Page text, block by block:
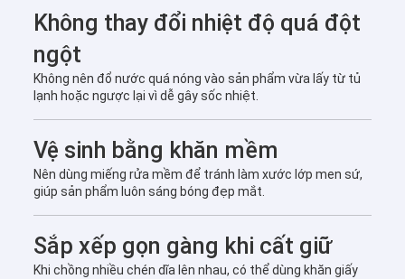
Không thay đổi nhiệt độ quá đột
ngột
Không nên đổ nước quá nóng vào sản phẩm vừa lấy từ tủ
lạnh hoặc ngược lại vì dễ gây sốc nhiệt.
Vệ sinh bằng khăn mềm
Nên dùng miếng rửa mềm để tránh làm xước lớp men sứ,
giúp sản phẩm luôn sáng bóng đẹp mắt.
Sắp xếp gọn gàng khi cất giữ
Khi chồng nhiều chén dĩa lên nhau, có thể dùng khăn giấy